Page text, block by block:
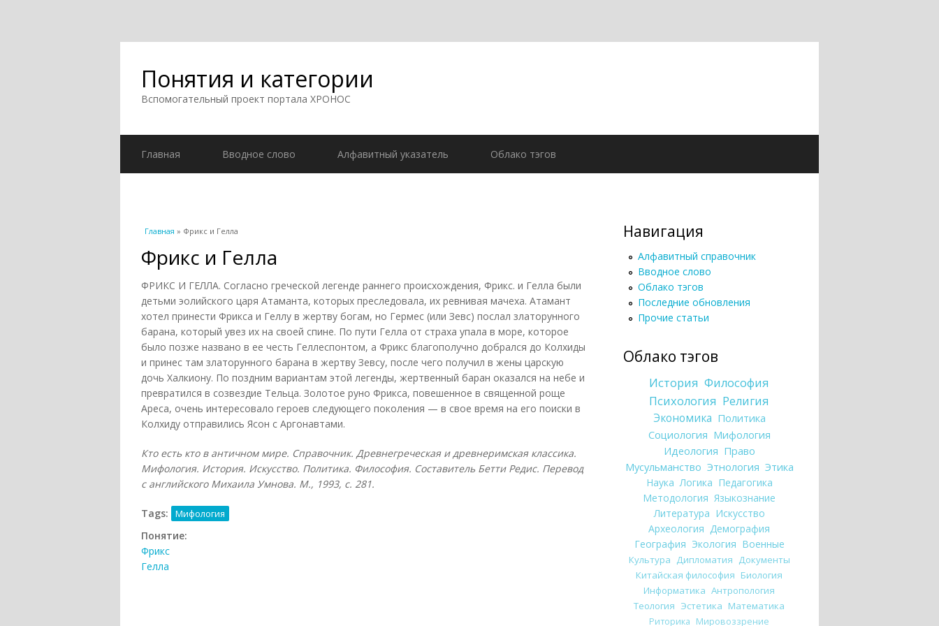
Понятия и категории
Вспомогательный проект портала ХРОНОС
Главная Вводное слово Алфавитный указатель Облако тэгов
Вы здесь
Главная » Фрикс и Гелла
Фрикс и Гелла
ФРИКС И ГЕЛЛА. Согласно греческой легенде раннего происхождения, Фрикс. и Гелла были
детьми эолийского царя Атаманта, которых преследовала, их ревнивая мачеха. Атамант
хотел принести Фрикса и Геллу в жертву богам, но Гермес (или Зевс) послал златорунного
барана, который увез их на своей спине. По пути Гелла от страха упала в море, которое
было позже названо в ее честь Геллеспонтом, а Фрикс благополучно добрался до Колхиды
и принес там златорунного барана в жертву Зевсу, после чего получил в жены царскую
дочь Халкиону. По поздним вариантам этой легенды, жертвенный баран оказался на небе и
превратился в созвездие Тельца. Золотое руно Фрикса, повешенное в священной роще
Ареса, очень интересовало героев следующего поколения — в свое время на его поиски в
Колхиду отправились Ясон с Аргонавтами.
Кто есть кто в античном мире. Справочник. Древнегреческая и древнеримская классика.
Мифология. История. Искусство. Политика. Философия. Составитель Бетти Редис. Перевод
с английского Михаила Умнова. М., 1993, с. 281.
Tags: Мифология
Понятие:
Фрикс
Гелла
Навигация
Алфавитный справочник
Вводное слово
Облако тэгов
Последние обновления
Прочие статьи
Облако тэгов
История Философия
Психология Религия
Экономика Политика
Социология Мифология
Идеология Право
Мусульманство Этнология Этика
Наука Логика Педагогика
Методология Языкознание
Литература Искусство
Археология Демография
География Экология Военные
Культура Дипломатия Документы
Китайская философия Биология
Информатика Антропология
Теология Эстетика Математика
Риторика Мировоззрение